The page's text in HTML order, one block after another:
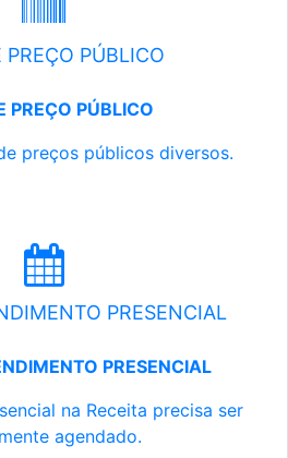
PREÇO PÚBLICO
PREÇO PÚBLICO
preços públicos diversos.
PRESENCIAL
PRESENCIAL
na Receita precisa ser
agendado.